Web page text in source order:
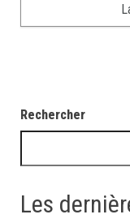
Rechercher
Les